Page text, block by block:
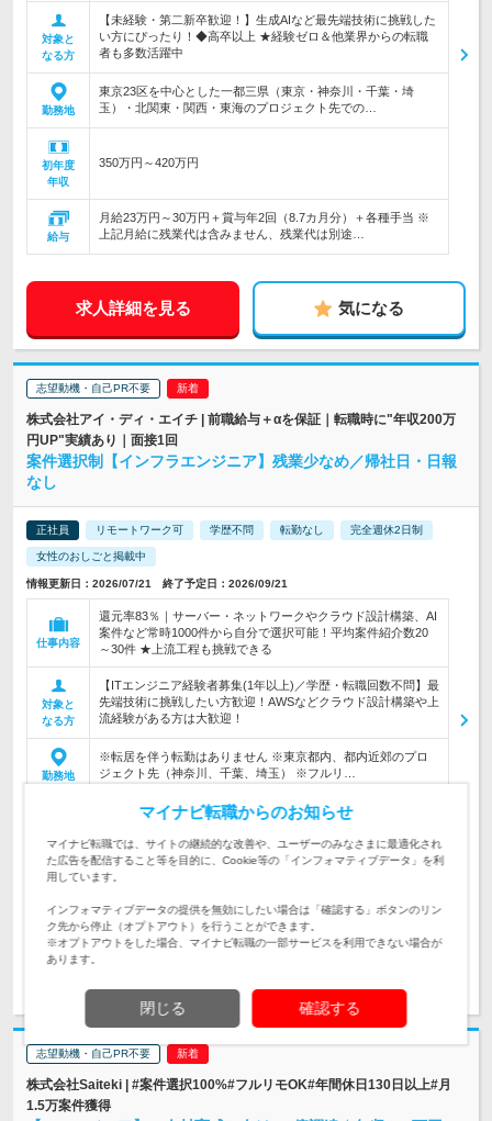
対象と
なる方
【未経験・第二新卒歓迎！】生成AIなど最先端技術に挑戦した
い方にぴったり！◆高卒以上 ★経験ゼロ＆他業界からの転職
者も多数活躍中
勤務地
東京23区を中心とした一都三県（東京・神奈川・千葉・埼
玉）・北関東・関西・東海のプロジェクト先での…
初年度
年収
350万円～420万円
給与
月給23万円～30万円＋賞与年2回（8.7カ月分）＋各種手当 ※
上記月給に残業代は含みません、残業代は別途…
求人詳細を見る 気になる
志望動機・自己PR不要
株式会社アイ・ディ・エイチ | 前職給与＋αを保証｜転職時に"年収200万
円UP"実績あり｜面接1回
案件選択制【インフラエンジニア】残業少なめ／帰社日・日報
なし
正社員 リモートワーク可 学歴不問 転勤なし 完全週休2日制
女性のおしごと掲載中
情報更新日：2026/07/21 終了予定日：2026/09/21
仕事内容
還元率83％｜サーバー・ネットワークやクラウド設計構築、AI
案件など常時1000件から自分で選択可能！平均案件紹介数20
～30件 ★上流工程も挑戦できる
対象と
なる方
【ITエンジニア経験者募集(1年以上)／学歴・転職回数不問】最
先端技術に挑戦したい方歓迎！AWSなどクラウド設計構築や上
流経験がある方は大歓迎！
勤務地
※転居を伴う転勤はありません ※東京都内、都内近郊のプロ
ジェクト先（神奈川、千葉、埼玉） ※フルリ…
年収
月給42万～120万円 ◆前職給与＋αを保証！ ◆案件単価の83％
志望動機・自己PR不要
株式会社Saiteki | #案件選択100%#フルリモOK#年間休日130日以上#月
1.5万案件獲得
マイナビ転職からのお知らせ
マイナビ転職では、サイトの継続的な改善や、ユーザーのみなさまに最適化され
た広告を配信すること等を目的に、Cookie等の「インフォマティブデータ」を利
用しています。
インフォマティブデータの提供を無効にしたい場合は「確認する」ボタンのリン
ク先から停止（オプトアウト）を行うことができます。
※オプトアウトをした場合、マイナビ転職の一部サービスを利用できない場合が
あります。
閉じる 確認する